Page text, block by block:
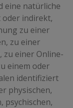
eine natürliche
oder indirekt,
zu einer
zu einer
zu einer Online-
einem oder
identifiziert
physischen,
psychischen,